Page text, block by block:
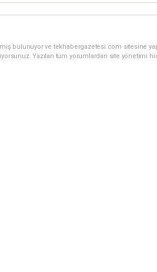
bulunuyor ve tekhabergazetesi.com sitesine
Yazılan tüm yorumlardan site yönetimi